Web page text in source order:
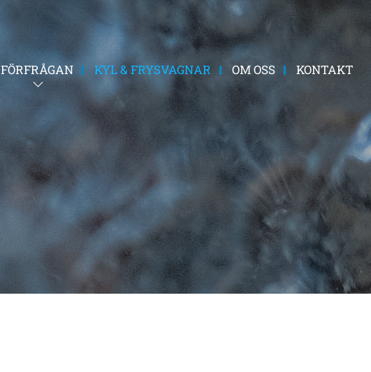
FÖRFRÅGAN KYL & FRYSVAGNAR OM OSS KONTAKT